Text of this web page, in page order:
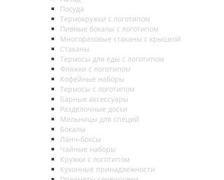
Посуда
Термокружки с логотипом
Пивные бокалы с логотипом
Многоразовые стаканы с крышкой
Стаканы
Термосы для еды с логотипом
Фляжки с логотипом
Кофейные наборы
Термосы с логотипом
Барные аксессуары
Разделочные доски
Мельницы для специй
Бокалы
Ланч-боксы
Чайные наборы
Кружки с логотипом
Кухонные принадлежности